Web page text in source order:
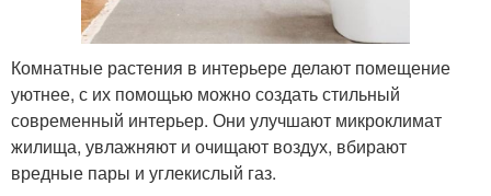
Комнатные растения в интерьере делают помещение
уютнее, с их помощью можно создать стильный
современный интерьер. Они улучшают микроклимат
жилища, увлажняют и очищают воздух, вбирают
вредные пары и углекислый газ.